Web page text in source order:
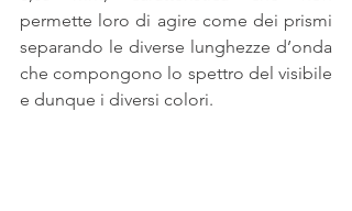
permette loro di agire come dei prismi
separando le diverse lunghezze d’onda
che compongono lo spettro del visibile
e dunque i diversi colori.